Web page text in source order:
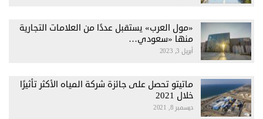
«مول العرب» يستقبل عددًا من العلامات التجارية
منها «سعودي…
أبريل 3, 2023
ماتيتو تحصل على جائزة شركة المياه الأكثر تأثيرًا
خلال 2021
ديسمبر 8, 2021